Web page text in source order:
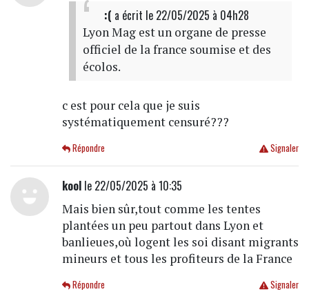
:( a écrit le 22/05/2025 à 04h28
Lyon Mag est un organe de presse
officiel de la france soumise et des
écolos.
c est pour cela que je suis
systématiquement censuré???
Signaler
Répondre
koolle 22/05/2025 à 10:35
Mais bien sûr,tout comme les tentes
plantées un peu partout dans Lyon et
banlieues,où logent les soi disant migrants
mineurs et tous les profiteurs de la France
Signaler
Répondre